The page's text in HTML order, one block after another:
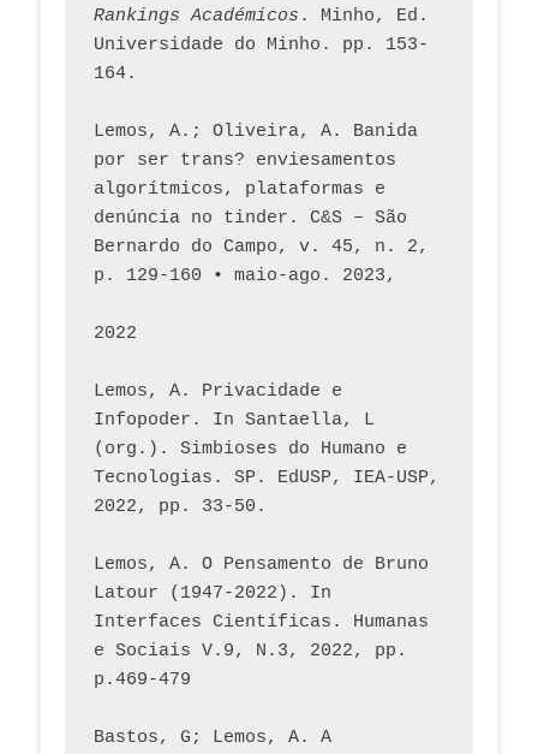
Rankings Académicos . Minho, Ed.
Universidade do Minho. pp. 153-
164.
Lemos, A.; Oliveira, A. Banida
por ser trans? enviesamentos
algorítmicos, plataformas e
denúncia no tinder. C&S – São
Bernardo do Campo, v. 45, n. 2,
p. 129-160 • maio-ago. 2023,
2022
Lemos, A. Privacidade e
Infopoder. In Santaella, L
(org.). Simbioses do Humano e
Tecnologias. SP. EdUSP, IEA-USP,
2022, pp. 33-50.
Lemos, A. O Pensamento de Bruno
Latour (1947-2022). In
Interfaces Científicas. Humanas
e Sociais V.9, N.3, 2022, pp.
p.469-479
Bastos, G; Lemos, A. A